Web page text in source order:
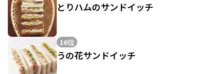
とりハムのサンドイッチ
16位
うの花サンドイッチ